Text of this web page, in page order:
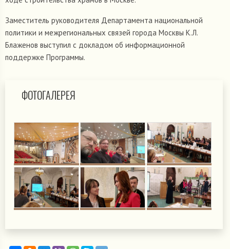
Заместитель руководителя Департамента национальной
политики и межрегиональных связей города Москвы К.Л.
Блаженов выступил с докладом об информационной
поддержке Программы.
ФОТОГАЛЕРЕЯ